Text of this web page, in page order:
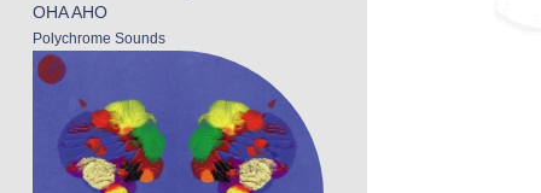
OHA AHO
Polychrome Sounds